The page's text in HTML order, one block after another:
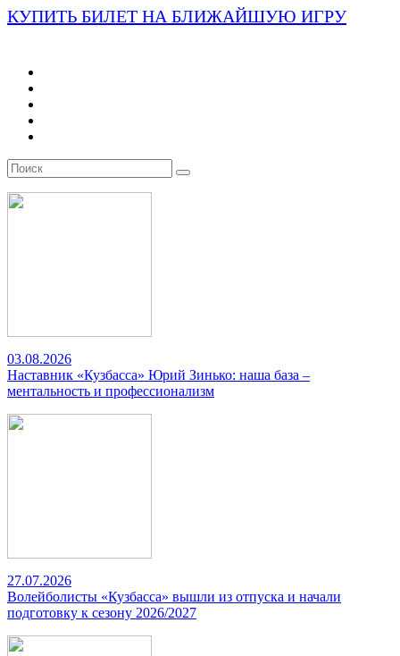
КУПИТЬ БИЛЕТ НА БЛИЖАЙШУЮ ИГРУ
03.08.2026
Наставник «Кузбасса» Юрий Зинько: наша база –
ментальность и профессионализм
27.07.2026
Волейболисты «Кузбасса» вышли из отпуска и начали
подготовку к сезону 2026/2027